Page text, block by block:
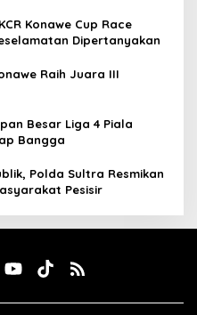
Konawe Cup Race
Dipertanyakan
Raih Juara III
Besar Liga 4 Piala
Bangga
Polda Sultra Resmikan
Pesisir